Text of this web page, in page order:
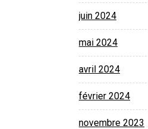
juin 2024
mai 2024
avril 2024
février 2024
novembre 2023